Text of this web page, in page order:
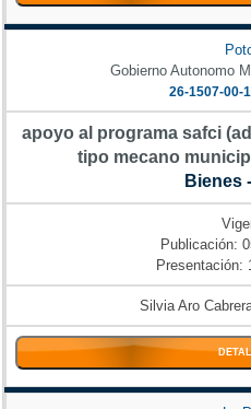
Gobierno Autonomo
26-1507-00-
apoyo al programa safci
tipo mecano
Bienes
Publicación:
Presentación:
Silvia Aro